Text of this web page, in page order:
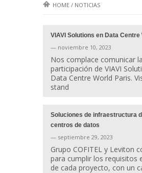
HOME / NOTICIAS
VIAVI Solutions en Data Centre
— noviembre 10, 2023
Nos complace comunicar la
participación de VIAVI
Data Centre World Paris.
stand
Soluciones de infraestructura
centros de datos
— septiembre 29, 2023
Grupo COFITEL y Leviton
para cumplir los requisitos
de cada proyecto, con un